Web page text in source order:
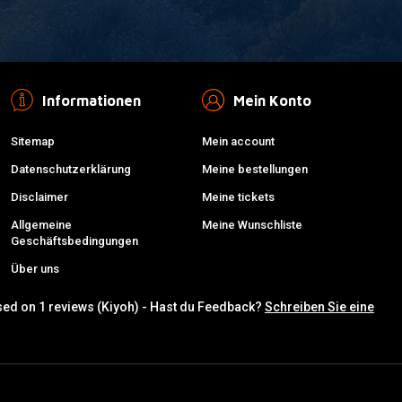
Informationen
Sitemap
Datenschutzerklärung
Disclaimer
Allgemeine
Geschäftsbedingungen
Über uns
Mein Konto
Mein account
Meine bestellungen
Meine tickets
Meine Wunschliste
on 1 reviews (Kiyoh) - Hast du Feedback? Schreiben Sie eine